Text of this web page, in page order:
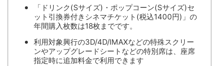
「ドリンク(Sサイズ)・ポップコーン(Sサイズ)セ
ット引換券付きシネマチケット(税込1400円)」の
年間購入枚数は18枚までです。
利用対象興行の3D/4D/IMAXなどの特殊スクリー
ンやアップグレードシートなどの特別席は、座席
指定時に追加料金で利用できます